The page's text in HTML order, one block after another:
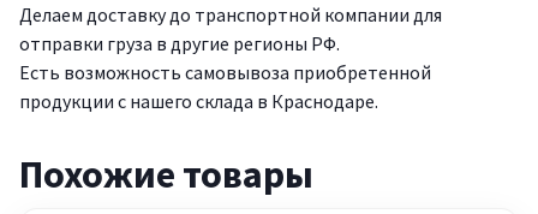
Делаем доставку до транспортной компании для
отправки груза в другие регионы РФ.
Есть возможность самовывоза приобретенной
продукции с нашего склада в Краснодаре.
Похожие товары